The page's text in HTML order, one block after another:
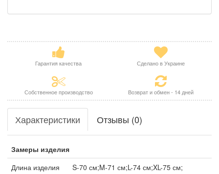
Гарантия качества Сделано в Украине
Собственное производство Возврат и обмен - 14 дней
Характеристики Отзывы (0)
Замеры изделия
Длина изделия
S-70 см;M-71 см;L-74 см;XL-75 см;